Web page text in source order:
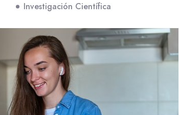
Investigación Científica